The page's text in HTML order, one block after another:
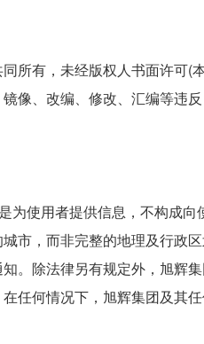
所有，未经版权人书面许可
像、改编、修改、汇编等违
使用者提供信息，不构成向
市，而非完整的地理及行政区
。除法律另有规定外，旭辉
任何情况下，旭辉集团及